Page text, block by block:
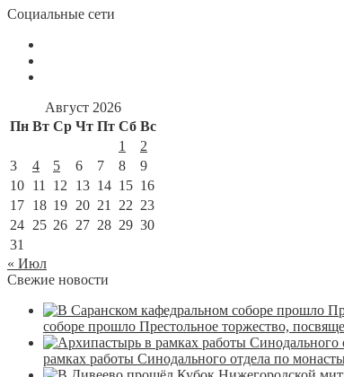
Социальные сети
Август 2026
Пн Вт Ср Чт Пт Сб Вс
1
2
3
4 5 6 7 8
9
10 11 12 13 14 15 16
17 18 19 20 21 22 23
24 25 26 27 28 29 30
31
« Июл
Свежие новости
соборе прошло Престольное торжество,
рамках работы Синодального отдела по